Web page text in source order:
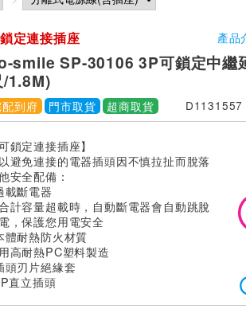
定連接插座 產品
smile SP-30106 3P可鎖定中繼
/1.8M)
到府 門市取貨 超商取貨 D1131557
可鎖定連接插座】
避免連接的電器插頭因不慎拉扯而脫落
安全配備：
載斷電器
計容量超載時，自動斷電器會自動跳脫
，保護您用電安全
體耐熱防火材質
高耐熱PC塑料製造
頭刃片絕緣套
直立插頭